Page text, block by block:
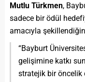
Mutlu Türkmen,
sadece bir ödül
amacıyla
“Bayburt
gelişimine katkı
stratejik bir öncelik